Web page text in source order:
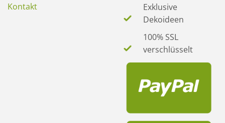
Kontakt
Exklusive
Dekoideen
100% SSL
verschlüsselt